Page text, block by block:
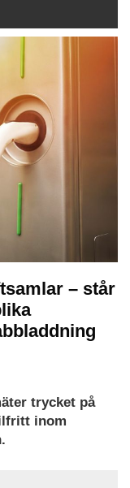
– står
trycket på
inom